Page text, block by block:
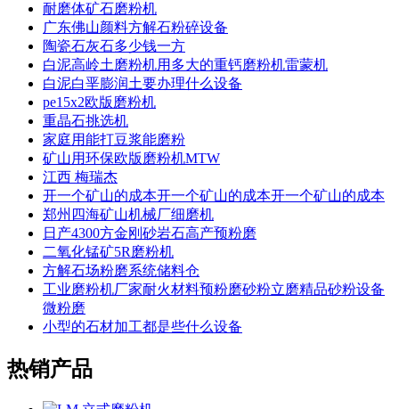
耐磨体矿石磨粉机
广东佛山颜料方解石粉碎设备
陶瓷石灰石多少钱一方
白泥高岭土磨粉机用多大的重钙磨粉机雷蒙机
白泥白垩膨润土要办理什么设备
pe15x2欧版磨粉机
重晶石挑选机
家庭用能打豆浆能磨粉
矿山用环保欧版磨粉机MTW
江西 梅瑞杰
开一个矿山的成本开一个矿山的成本开一个矿山的成本
郑州四海矿山机械厂细磨机
日产4300方金刚砂岩石高产预粉磨
二氧化锰矿5R磨粉机
方解石场粉磨系统储料仓
工业磨粉机厂家耐火材料预粉磨砂粉立磨精品砂粉设备
微粉磨
小型的石材加工都是些什么设备
热销产品